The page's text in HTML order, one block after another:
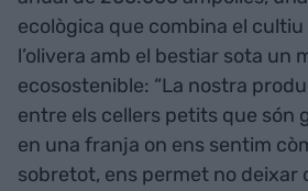
ecològica que combina el cultiu
l’olivera amb el bestiar sota un
ecosostenible: “La nostra
entre els cellers petits que són
en una franja on ens sentim
sobretot, ens permet no deixar